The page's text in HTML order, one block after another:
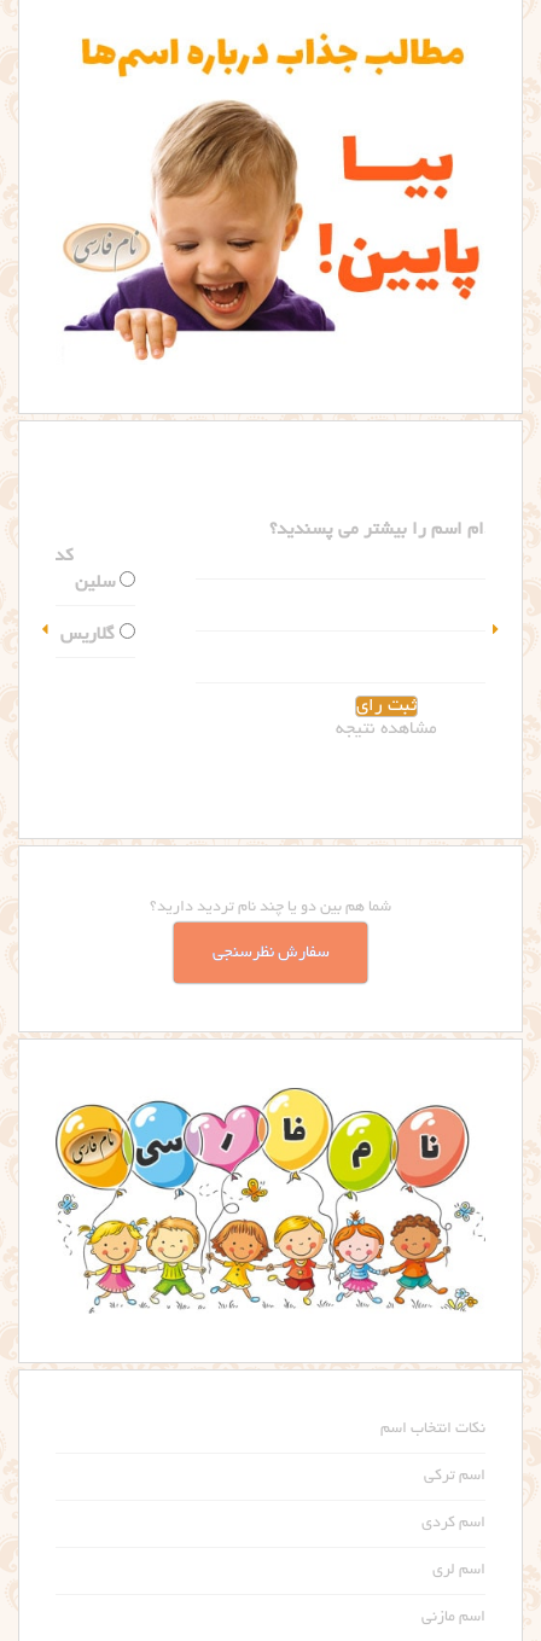
شما هم بین دو یا چند نام تردید دارید؟
سفارش نظرسنجی
نکات انتخاب اسم
اسم ترکی
اسم کردی
اسم لری
اسم مازنی